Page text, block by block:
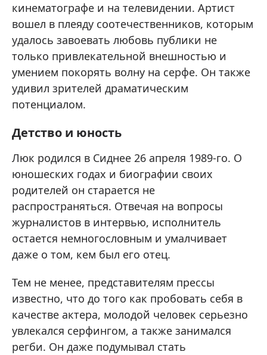
кинематографе и на телевидении. Артист
вошел в плеяду соотечественников, которым
удалось завоевать любовь публики не
только привлекательной внешностью и
умением покорять волну на серфе. Он также
удивил зрителей драматическим
потенциалом.
Детство и юность
Люк родился в Сиднее 26 апреля 1989-го. О
юношеских годах и биографии своих
родителей он старается не
распространяться. Отвечая на вопросы
журналистов в интервью, исполнитель
остается немногословным и умалчивает
даже о том, кем был его отец.
Тем не менее, представителям прессы
известно, что до того как пробовать себя в
качестве актера, молодой человек серьезно
увлекался серфингом, а также занимался
регби. Он даже подумывал стать